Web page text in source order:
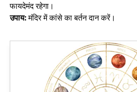
फायदेमंद रहेगा।
उपाय:मंदिर में कांसे का बर्तन दान करें।